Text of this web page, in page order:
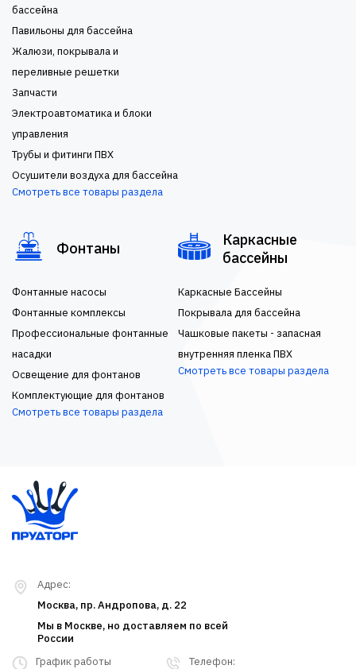
бассейна
Павильоны для бассейна
Жалюзи, покрывала и
переливные решетки
Запчасти
Электроавтоматика и блоки
управления
Трубы и фитинги ПВХ
Осушители воздуха для бассейна
Смотреть все товары раздела
Фонтаны
Фонтанные насосы
Фонтанные комплексы
Профессиональные фонтанные
насадки
Освещение для фонтанов
Комплектующие для фонтанов
Смотреть все товары раздела
Каркасные
бассейны
Каркасные Бассейны
Покрывала для бассейна
Чашковые пакеты - запасная
внутренняя пленка ПВХ
Смотреть все товары раздела
Телефон:
График работы
Адрес:
Москва, пр. Андропова, д. 22
Мы в Москве, но доставляем по всей
России